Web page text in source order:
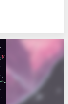
récits indirects.La